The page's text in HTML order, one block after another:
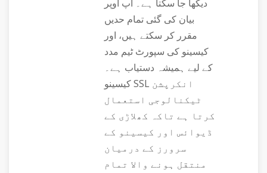
دیکھا جا سکتا ہے۔ آپ اوپر
بیان کی گئی تمام حدیں
مقرر کر سکتے ہیں، اور
کیسینو کی سپورٹ ٹیم مدد
کے لیے ہمیشہ دستیاب ہے۔
کیسینو SSL انکرپشن
ٹیکنالوجی استعمال
کرتا ہے تاکہ کھلاڑی کے
ڈیوائس اور کیسینو کے
سرورز کے درمیان
منتقل ہونے والا تمام